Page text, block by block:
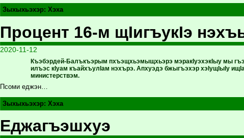
Зыхыхьэхэр: Хэха
Процент 16-м щIигъукIэ
2020-11-12
Къэбэрдей-Балъкъэрым пхъэщхьэмыщхьэрэ мэракIуэхэкIыу мы
илъэс кIуам къайхъулIам нэхърэ. Апхуэдэ бжыгъэхэр хэIущIыIу
министерствэм.
Псоми еджэн…
Зыхыхьэхэр: Хэха
Еджагъэшхуэ